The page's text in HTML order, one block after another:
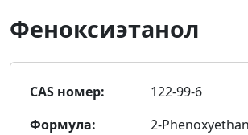
Феноксиэтанол
CAS номер:
122-99-6
Формула:
2-